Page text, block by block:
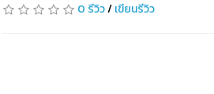
0 รีวิว/เขียนรีวิว